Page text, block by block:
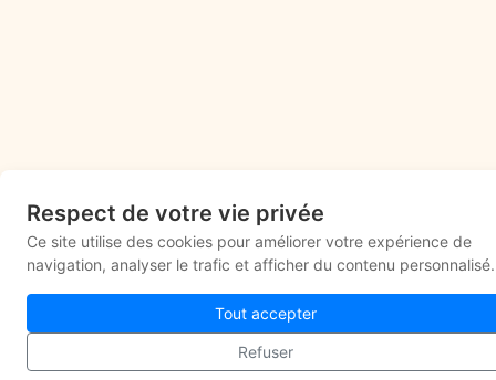
Respect de votre vie privée
Ce site utilise des cookies pour améliorer votre expérience de
navigation, analyser le trafic et afficher du contenu personnalisé.
Tout accepter
Refuser